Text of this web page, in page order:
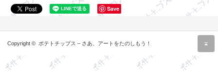
Save
Copyright © ポテトチップス – さあ、アートをたのしもう！